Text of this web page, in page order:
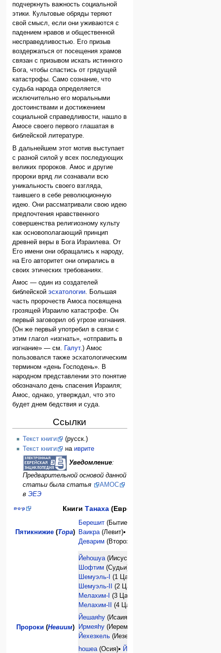
подчеркнуть важность социальной
этики. Культовые обряды теряют
свой смысл, если они уживаются с
падением нравов и общественной
несправедливостью. Его призыв
воздержаться от посещения храмов
связан с призывом искать истинного
Бога, чтобы спастись от грядущей
катастрофы. Само сознание, что
судьба народа определяется
исключительно его моральными
достоинствами и достижением
социальной справедливости, нашло в
Амосе своего первого глашатая в
библейской литературе.
В дальнейшем этот мотив выступает
с разной силой у всех последующих
великих пророков. Амос и другие
пророки вряд ли сознавали всю
уникальность своего взгляда,
таившего в себе революционную
идею. Они рассматривали свою идею
предпочтения нравственного
совершенства религиозному культу
как основополагающий принцип
древней веры в Бога Израилева. От
Его имени они обращались к народу,
на Его авторитет они опирались в
своих этических требованиях.
Амос — один из создателей
библейскойэсхатологии. Большая
часть пророчеств Амоса посвящена
грозящей Израилю катастрофе. Он
первый заговорил об угрозе изгнания.
(Он же первый употребил в связи с
этим глагол «изгнать», «отправить в
изгнание» — см.
Галут.) Амос
пользовался также эсхатологическим
термином «день Господень». В
народном представлении это понятие
обозначало день спасения Израиля;
Амос, однако, утверждал, что это
будет днем бедствия и суда.
Ссылки
Текст книги
(русск.)
Текст книги
на иврите
Уведомление:
Предварительной основой данной
статьи была статья
АМОС
в ЭЕЭ
п·о·р Книги Танаха(Еврейской Библии)
Пятикнижие (Тора)
Берешит (Бытие) •
Ваикра(Левит)•
Деварим (Второзаконие)
Пророки(Невиим)
Йеhошуа(Иисус Навин) •
Шофтим (Судьи)•
Шемуэль-I (1 Царств)•
Шемуэль-II
(2 Царств)•
Мелахим-I (3 Царств)•
Мелахим-II
(4 Царств)•
Йешаяhу (Исаия)•
Ирмеяhу (Иеремия)•
Йехезкель (Иезекиил)•
hошеа (Осия)• Йоэль